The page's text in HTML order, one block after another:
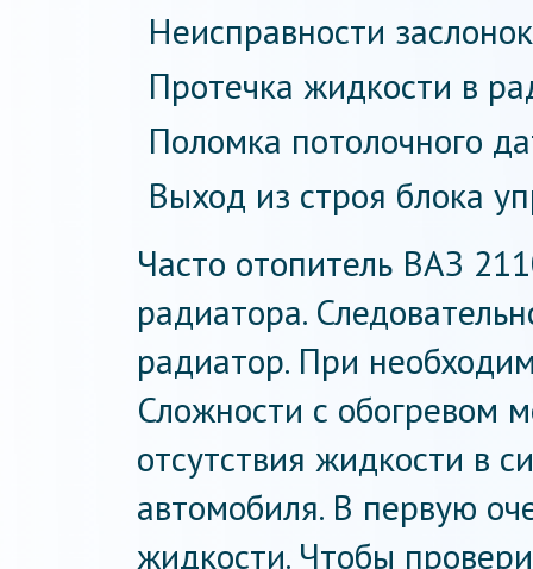
Неисправности
Протечка жидкости в
Поломка потолочного
Выход из строя блока
Часто отопитель ВАЗ
радиатора.
радиатор. При
Сложности с обогревом
отсутствия жидкости в
автомобиля. В первую
жидкости. Чтобы